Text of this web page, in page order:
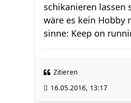
schikanieren lassen
wäre es kein Hobby
sinne: Keep on
Zitieren
16.05.2016, 13:17